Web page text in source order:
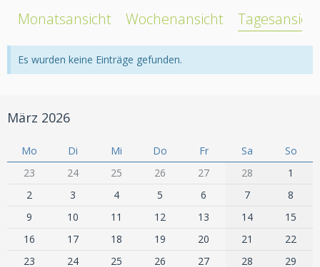
Monatsansicht Wochenansicht Tagesansicht
Es wurden keine Einträge gefunden.
März 2026
Mo Di Mi Do Fr Sa
So
23
24 25 26 27 28
1
2
3 4 5 6 7
8
9
10 11 12 13 14
15
16
17 18 19 20 21
22
23
24 25 26 27 28
29